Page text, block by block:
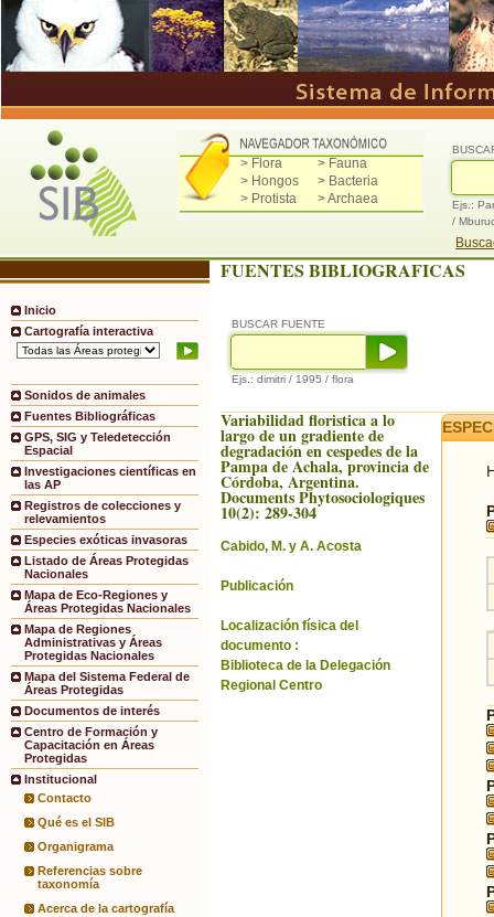
> Flora
> Fauna
> Hongos
> Bacteria
> Protista
> Archaea
Ejs.:
/
Inicio
Cartografía interactiva
Sonidos de animales
Fuentes Bibliográficas
GPS, SIG y Teledetección
Espacial
Investigaciones científicas en
las AP
Registros de colecciones y
relevamientos
Especies exóticas invasoras
Listado de Áreas Protegidas
Nacionales
Mapa de Eco-Regiones y
Áreas Protegidas Nacionales
Mapa de Regiones
Administrativas y Áreas
Protegidas Nacionales
Mapa del Sistema Federal de
Áreas Protegidas
Documentos de interés
Centro de Formación y
Capacitación en Áreas
Protegidas
Institucional
Contacto
Qué es el SIB
Organigrama
Referencias sobre
taxonomía
Acerca de la cartografía
FUENTES BIBLIOGRAFICAS
BUSCAR FUENTE
Ejs.: dimitri / 1995 / flora
Variabilidad floristica a lo
largo de un gradiente de
degradación en cespedes de la
Pampa de Achala, provincia de
Córdoba, Argentina.
Documents Phytosociologiques
10(2): 289-304
Cabido, M. y A. Acosta
Publicación
Localización física del
documento :
Biblioteca de la Delegación
Regional Centro